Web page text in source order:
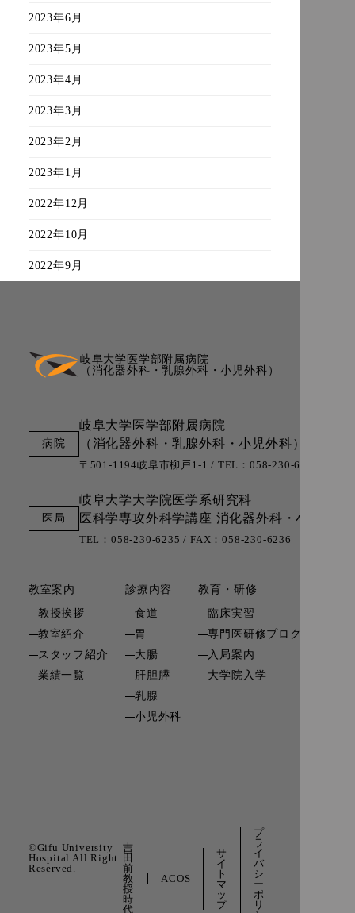
2023年6月
2023年5月
2023年4月
2023年3月
2023年2月
2023年1月
2022年12月
2022年10月
2022年9月
岐阜大学医学部附属病院
（消化器外科・乳腺外科・小児外科）
岐阜大学医学部附属病院
（消化器外科・乳腺外科・小児外科）
〒501-1194岐阜市柳戸1-1 / TEL：058-230-6000 (代表)
岐阜大学大学院医学系研究科
医科学専攻外科学講座 消化器外科・小児外科
TEL：058-230-6235 / FAX：058-230-6236
教室案内
教授挨拶
教室紹介
スタッフ紹介
業績一覧
診療内容
食道
胃
大腸
肝胆膵
乳腺
小児外科
教育・研修
臨床実習
専門医研修プログラム
入局案内
大学院入学
©Gifu University
Hospital All Right
Reserved.
吉
田
前
教
授
時
代
ACOS
サ
イ
ト
マ
ッ
プ
プ
ラ
イ
バ
シ
ー
ポ
リ